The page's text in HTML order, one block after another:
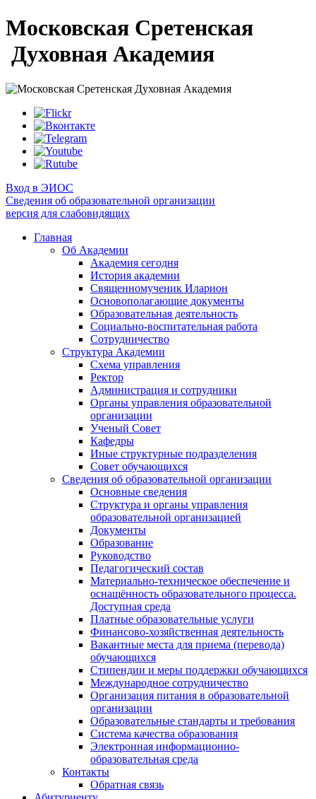
Московская Сретенская
Духовная Академия
Вход в ЭИОС
Сведения об образовательной организации
версия для слабовидящих
Главная
Об Академии
Академия сегодня
История академии
Священномученик Иларион
Основополагающие документы
Образовательная деятельность
Социально-воспитательная работа
Сотрудничество
Структура Академии
Схема управления
Ректор
Администрация и сотрудники
Органы управления образовательной
организации
Ученый Совет
Кафедры
Иные структурные подразделения
Совет обучающихся
Сведения об образовательной организации
Основные сведения
Структура и органы управления
образовательной организацией
Документы
Образование
Руководство
Педагогический состав
Материально-техническое обеспечение и
оснащённость образовательного процесса.
Доступная среда
Платные образовательные услуги
Финансово-хозяйственная деятельность
Вакантные места для приема (перевода)
обучающихся
Стипендии и меры поддержки обучающихся
Международное сотрудничество
Организация питания в образовательной
организации
Образовательные стандарты и требования
Система качества образования
Электронная информационно-
образовательная среда
Контакты
Обратная связь